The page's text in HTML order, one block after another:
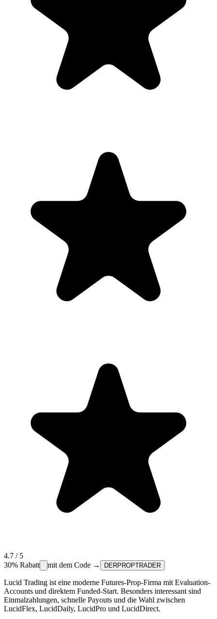
4.7 / 5
30% Rabatt mit dem Code → DERPROPTRADER
Lucid Trading ist eine moderne Futures-Prop-Firma mit Evaluation-
Accounts und direktem Funded-Start. Besonders interessant sind
Einmalzahlungen, schnelle Payouts und die Wahl zwischen
LucidFlex, LucidDaily, LucidPro und LucidDirect.